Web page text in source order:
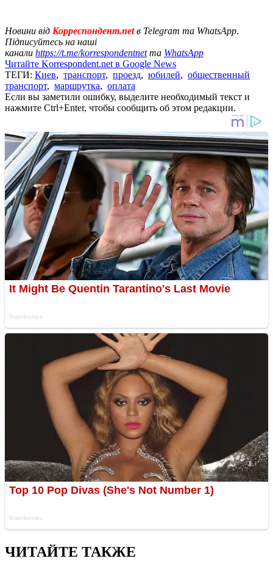
Новини від Корреспондент.netв Telegram та WhatsApp.
Підписуйтесь на наші
канали https://t.me/korrespondentnetта WhatsApp
Читайте Korrespondent.net в Google News
ТЕГИ: Киев, транспорт, проезд, юбилей, общественный
транспорт, маршрутка, оплата
Если вы заметили ошибку, выделите необходимый текст и
нажмите Ctrl+Enter, чтобы сообщить об этом редакции.
ЧИТАЙТЕ ТАКЖЕ